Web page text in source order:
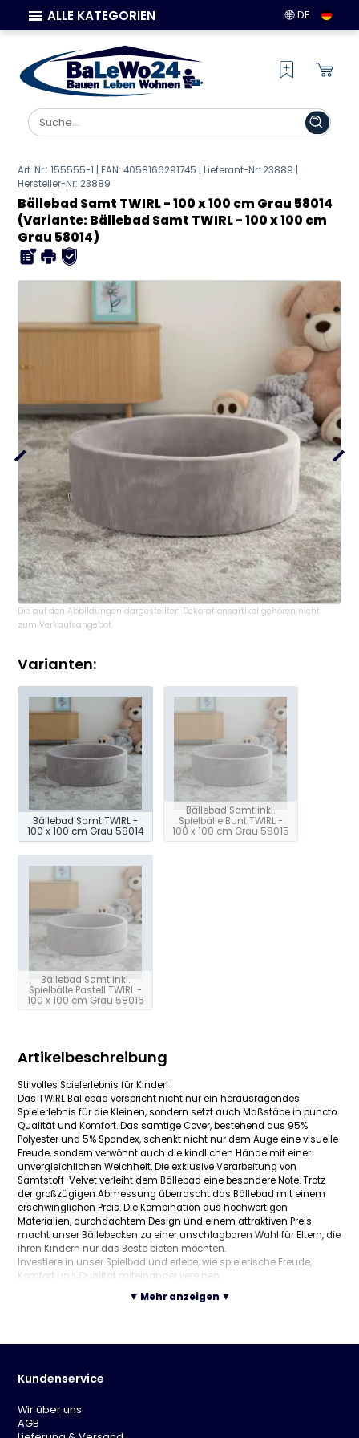
ALLE KATEGORIEN DE
Art. Nr.: 155555-1 | EAN:4058166291745 | Lieferant-Nr: 23889 |
Hersteller-Nr: 23889
Bällebad Samt TWIRL - 100 x 100 cm Grau 58014
(Variante: Bällebad Samt TWIRL - 100 x 100 cm
Grau 58014)
Die auf den Abbildungen dargestellten Dekorationsartikel gehören nicht
zum Verkaufsangebot.
Varianten:
Bällebad Samt TWIRL -
100 x 100 cm Grau 58014
Bällebad Samt inkl.
Spielbälle Bunt TWIRL -
100 x 100 cm Grau 58015
Bällebad Samt inkl.
Spielbälle Pastell TWIRL -
100 x 100 cm Grau 58016
Artikelbeschreibung
Stilvolles Spielerlebnis für Kinder!
Das TWIRL Bällebad verspricht nicht nur ein herausragendes
Spielerlebnis für die Kleinen, sondern setzt auch Maßstäbe in puncto
Qualität und Komfort. Das samtige Cover, bestehend aus 95%
Polyester und 5% Spandex, schenkt nicht nur dem Auge eine visuelle
Freude, sondern verwöhnt auch die kindlichen Hände mit einer
unvergleichlichen Weichheit. Die exklusive Verarbeitung von
Samtstoff-Velvet verleiht dem Bällebad eine besondere Note. Trotz
der großzügigen Abmessung überrascht das Bällebad mit einem
erschwinglichen Preis. Die Kombination aus hochwertigen
Materialien, durchdachtem Design und einem attraktiven Preis
macht unser Bällebecken zu einer unschlagbaren Wahl für Eltern, die
ihren Kindern nur das Beste bieten möchten.
Investiere in unser Spielbad und erlebe, wie spielerische Freude,
Komfort und Qualität miteinander vereinen.
Samt Grau
Abnehmbarer Bezug
Lieferumpfang:
▼ Mehr anzeigen ▼
Kundenservice
Wir über uns
AGB